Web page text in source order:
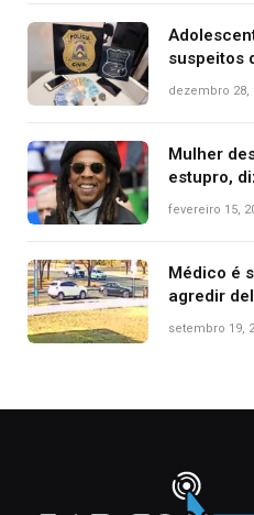
suspeitos
de
dezembro 28,
Mulher
estupro,
fevereiro 15,
Médico é
agredir
durante
setembro 19,